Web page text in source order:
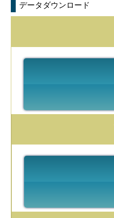
データダウンロード